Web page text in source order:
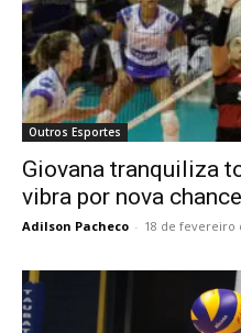
Outros Esportes
Giovana tranquiliza
vibra por nova
Adilson Pacheco - 18 de fevereiro